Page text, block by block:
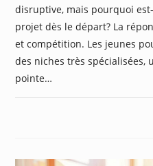
disruptive, mais pourquoi
projet dès le départ? La
et compétition. Les jeunes
des niches très spécialisées,
pointe…